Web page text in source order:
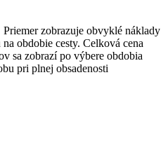
Priemer zobrazuje obvyklé náklady
obdobie cesty. Celková cena
sa zobrazí po výbere obdobia
pri plnej obsadenosti